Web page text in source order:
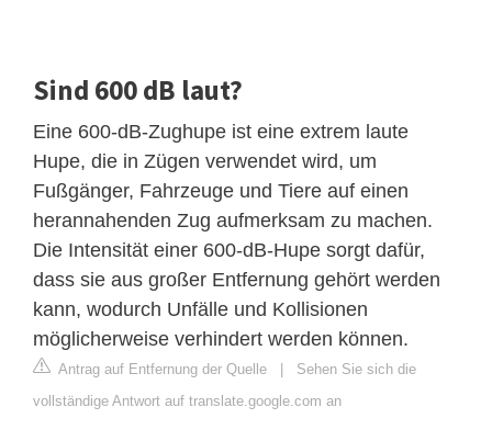
Sind 600 dB laut?
Eine 600-dB-Zughupe ist eine extrem laute
Hupe, die in Zügen verwendet wird, um
Fußgänger, Fahrzeuge und Tiere auf einen
herannahenden Zug aufmerksam zu machen.
Die Intensität einer 600-dB-Hupe sorgt dafür,
dass sie aus großer Entfernung gehört werden
kann, wodurch Unfälle und Kollisionen
möglicherweise verhindert werden können.
Antrag auf Entfernung der Quelle | Sehen Sie sich die
vollständige Antwort auf translate.google.com an